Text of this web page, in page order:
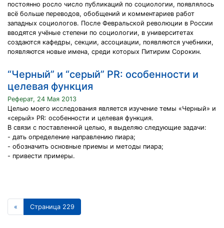
постоянно росло число публикаций по социологии, появлялось
всё больше переводов, обобщений и комментариев работ
западных социологов. После Февральской революции в России
вводятся учёные степени по социологии, в университетах
создаются кафедры, секции, ассоциации, появляются учебники,
появляются новые имена, среди которых Питирим Сорокин.
“Черный” и “серый” PR: особенности и
целевая функция
Реферат, 24 Мая 2013
Целью моего исследования является изучение темы «Черный» и
«серый» PR: особенности и целевая функция.
В связи с поставленной целью, я выделяю следующие задачи:
- дать определение направлению пиара;
- обозначить основные приемы и методы пиара;
- привести примеры.
« Страница 229